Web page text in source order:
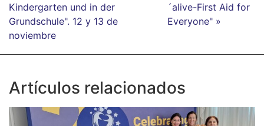
Kindergarten und in der
Grundschule". 12 y 13 de
noviembre
´alive-First Aid for
Everyone" »
Artículos relacionados